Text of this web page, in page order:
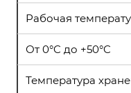
Рабочая
От 0°C до +50°C
Температура